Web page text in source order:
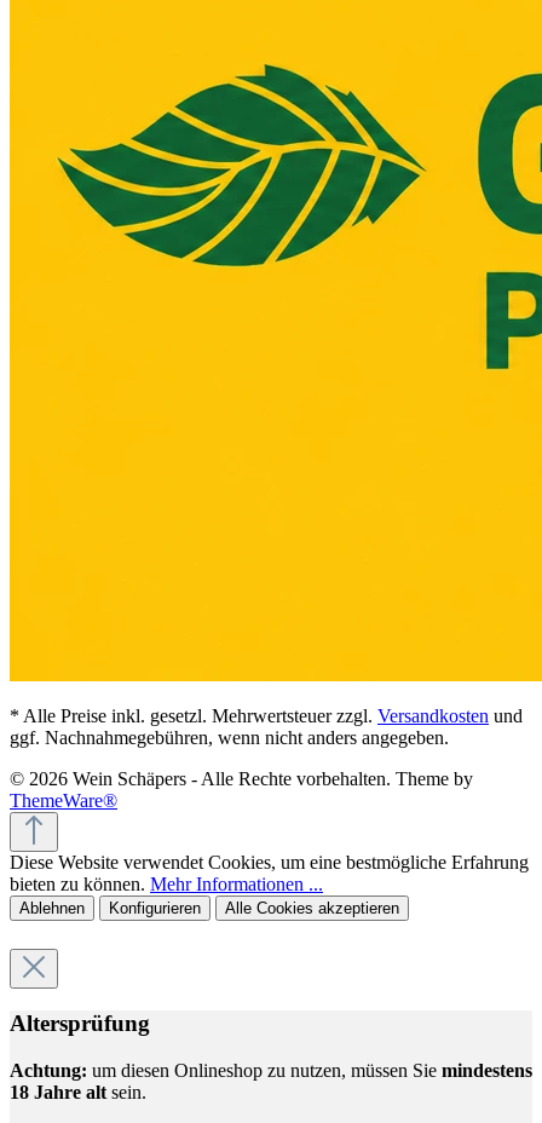
* Alle Preise inkl. gesetzl. Mehrwertsteuer zzgl. Versandkosten und
ggf. Nachnahmegebühren, wenn nicht anders angegeben.
© 2026 Wein Schäpers - Alle Rechte vorbehalten. Theme by
ThemeWare®
Diese Website verwendet Cookies, um eine bestmögliche Erfahrung
bieten zu können. Mehr Informationen ...
Ablehnen Konfigurieren Alle Cookies akzeptieren
Altersprüfung
Achtung: um diesen Onlineshop zu nutzen, müssen Sie mindestens
18 Jahre alt sein.